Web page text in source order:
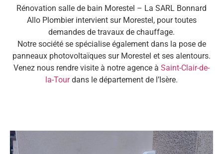
Rénovation salle de bain Morestel – La SARL Bonnard
Allo Plombier intervient sur Morestel, pour toutes
demandes de travaux de chauffage.
Notre société se spécialise également dans la pose de
panneaux photovoltaïques sur Morestel et ses alentours.
Venez nous rendre visite à notre agence à Saint-Clair-de-
la-Tourdans le département de l’Isère.